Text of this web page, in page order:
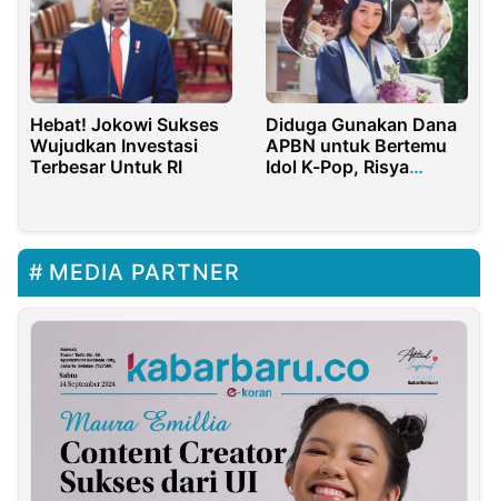
Hebat! Jokowi Sukses
Wujudkan Investasi
Terbesar Untuk RI
Diduga Gunakan Dana
APBN untuk Bertemu
Idol K-Pop, Risya
MEDIA PARTNER